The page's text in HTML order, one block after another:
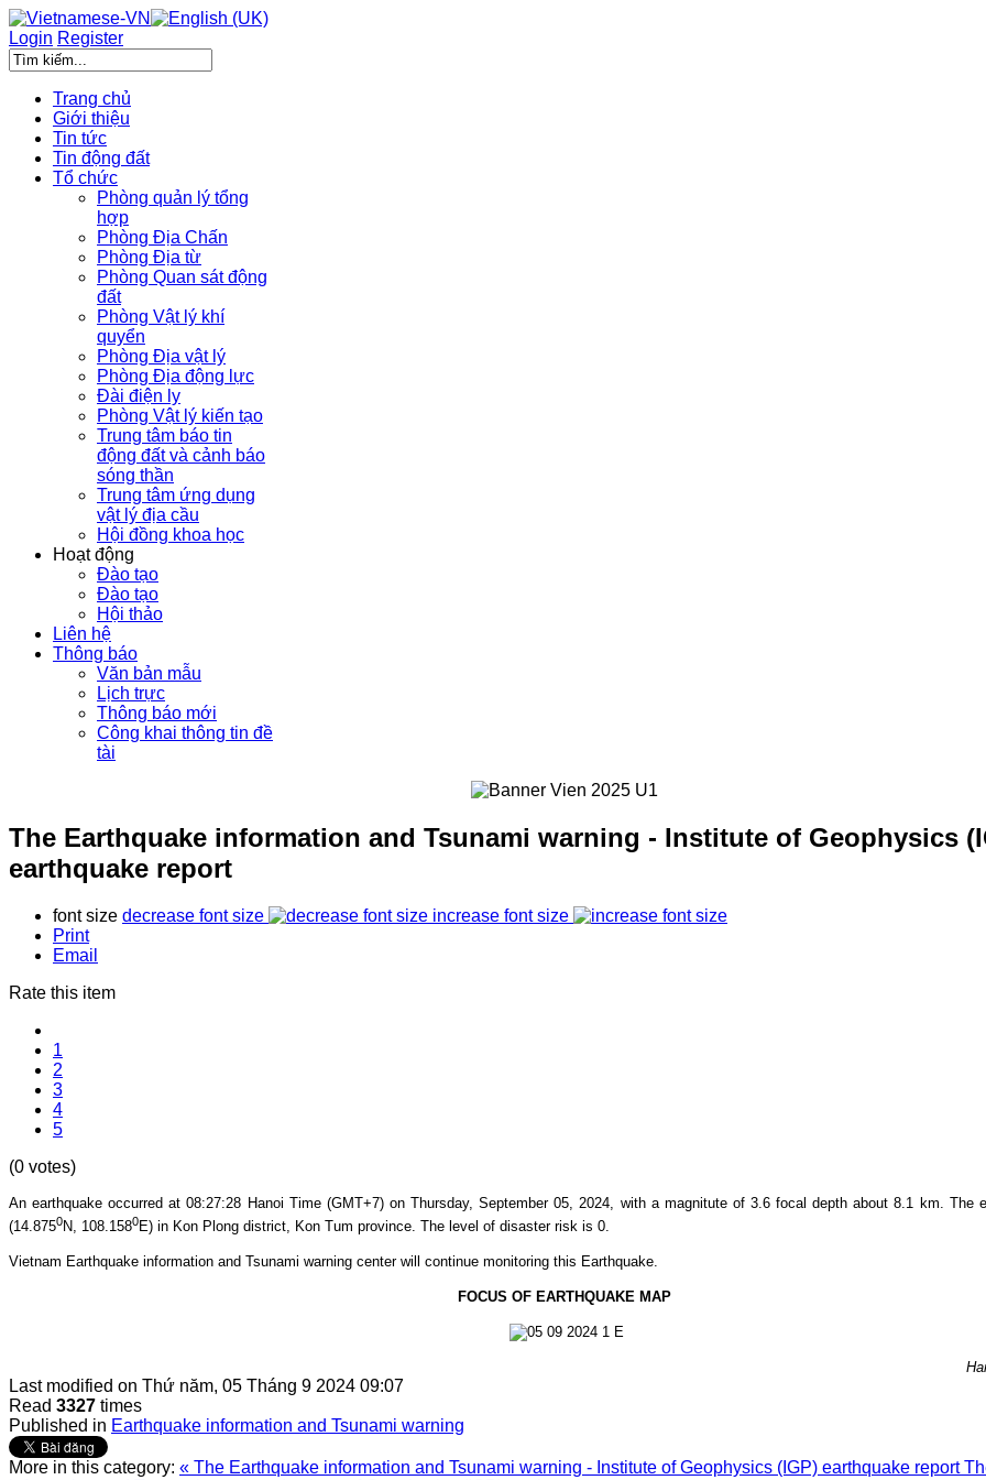
Login Register
Trang chủ
Giới thiệu
Tin tức
Tin động đất
Tổ chức
Phòng quản lý tổng
hợp
Phòng Địa Chấn
Phòng Địa từ
Phòng Quan sát động
đất
Phòng Vật lý khí
quyển
Phòng Địa vật lý
Phòng Địa động lực
Đài điện ly
Phòng Vật lý kiến tạo
Trung tâm báo tin
động đất và cảnh báo
sóng thần
Trung tâm ứng dụng
vật lý địa cầu
Hội đồng khoa học
Hoạt động
Đào tạo
Đào tạo
Hội thảo
Liên hệ
Thông báo
Văn bản mẫu
Lịch trực
Thông báo mới
Công khai thông tin đề
tài
The Earthquake information and Tsunami warning - Institute of Geophysics
earthquake report
font size decrease font size
increase font size
Print
Email
Rate this item
1
2
3
4
5
(0 votes)
An earthquake occurred at 08:27:28 Hanoi Time (GMT+7) on Thursday, September 05, 2024, with a magnitute of 3.6 focal depth about8.1
km. The
(14.8750N, 108.1580E) in Kon Plong district, Kon Tum province. The level of disaster risk is 0.
Vietnam Earthquake information and Tsunami warning center will continue monitoring this Earthquake.
FOCUS OF EARTHQUAKE MAP
Last modified on Thứ năm, 05 Tháng 9 2024 09:07
Read 3327 times
Published in Earthquake information and Tsunami warning
More in this category: « The Earthquake information and Tsunami warning - Institute of Geophysics (IGP) earthquake report